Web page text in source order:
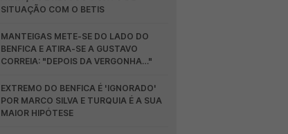
SITUAÇÃO COM O BETIS
MANTEIGAS METE-SE DO LADO DO
BENFICA E ATIRA-SE A GUSTAVO
CORREIA: "DEPOIS DA VERGONHA…"
EXTREMO DO BENFICA É 'IGNORADO'
POR MARCO SILVA E TURQUIA É A SUA
MAIOR HIPÓTESE